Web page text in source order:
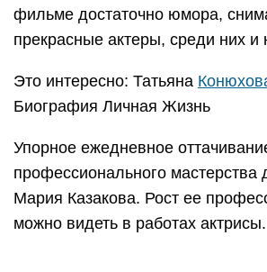
фильме достаточно юмора,
прекрасные актеры, среди них и
Это интересно: Татьяна
Биография Личная Жизнь
Упорное ежедневное
профессионального мастерства
Мария Казакова. Рост ее
можно видеть в работах актрисы.